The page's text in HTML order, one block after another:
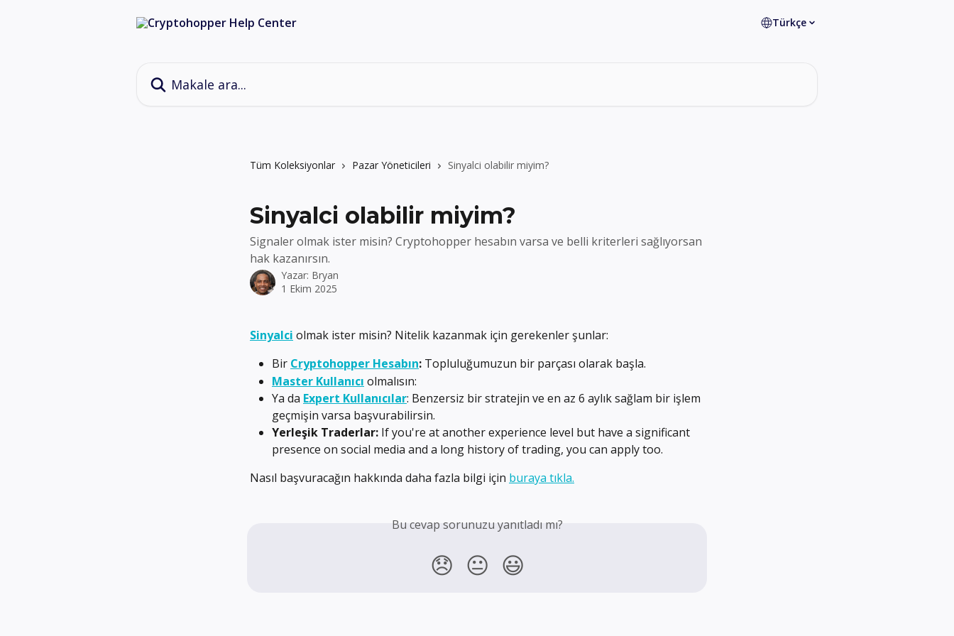
Türkçe
Tüm Koleksiyonlar Pazar Yöneticileri Sinyalci olabilir miyim?
Sinyalci olabilir miyim?
Signaler olmak ister misin? Cryptohopper hesabın varsa ve belli kriterleri sağlıyorsan
hak kazanırsın.
Yazar: Bryan
1 Ekim 2025
Sinyalci olmak ister misin? Nitelik kazanmak için gerekenler şunlar:
Bir Cryptohopper Hesabın: Topluluğumuzun bir parçası olarak başla.
Master Kullanıcı olmalısın:
Ya da Expert Kullanıcılar: Benzersiz bir stratejin ve en az 6 aylık sağlam bir işlem
geçmişin varsa başvurabilirsin.
Yerleşik Traderlar: If you're at another experience level but have a significant
presence on social media and a long history of trading, you can apply too.
Nasıl başvuracağın hakkında daha fazla bilgi için buraya tıkla.
Bu cevap sorunuzu yanıtladı mı?
😞 😐 😃